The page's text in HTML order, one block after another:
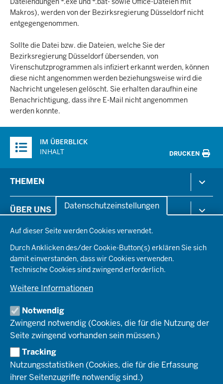
Datenschutzeinstellungen
Auf dieser Seite werden Cookies verwendet.
Durch Anklicken des/der Cookie-Button(s) erklären Sie sich
damit einverstanden, dass wir Cookies verwenden.
Technische Cookies sind zwingend erforderlich.
Weitere Informationen
Notwendig
Zwingend notwendig (Cookies, die für die Nutzung der
Seite zwingend vorhanden sein müssen.)
Tracking
Nutzungsstatistiken (Cookies, die für die Erfassung
ihrer Seitenzugriffe notwendig sind.)
Makros), werden von der Bezirksregierung Düsseldorf nicht
entgegengenommen.
Sollte die Datei bzw. die Dateien, welche Sie der
Bezirksregierung Düsseldorf übersenden, von
Virenschutzprogrammen als infiziert erkannt werden, können
diese nicht angenommen werden beziehungsweise wird die
Nachricht ungelesen gelöscht. Sie erhalten daraufhin eine
Benachrichtigung, dass ihre E-Mail nicht angenommen
werden konnte.
Inhalte
IM ÜBERBLICK
INHALT
DRUCKEN
in
der
Fußzeile
THEMEN
Gesundheit & Soziales
Kommunales & Wirtschaft
Planen & Bauen
Schule & Bildung
Umwelt & Natur
ÜBER UNS
Aktenpläne
Organisationsstruktur
Behördenleitung
Die Bezirksregierung
Organisationsplan
Institutionen
Arbeitgeberprofil
Stellenangebote
Ausbildung
PRESSE
Pressefotos
Social-Media-Kanäle
REGIONALRAT DÜSSELDORF
SERVICES
Bekanntmachungen
Förderprogramme
Kontakt
HOTLINE
© 2026 Bezirksregierung Düsseldorf